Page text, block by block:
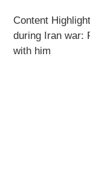
Content
during Iran war:
with him